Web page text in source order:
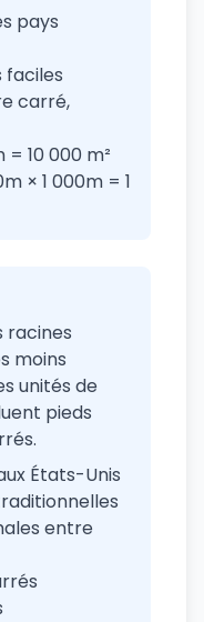
pays
faciles
carré,
10 000 m²
× 1 000m = 1
racines
moins
unités de
pieds
États-Unis
entre